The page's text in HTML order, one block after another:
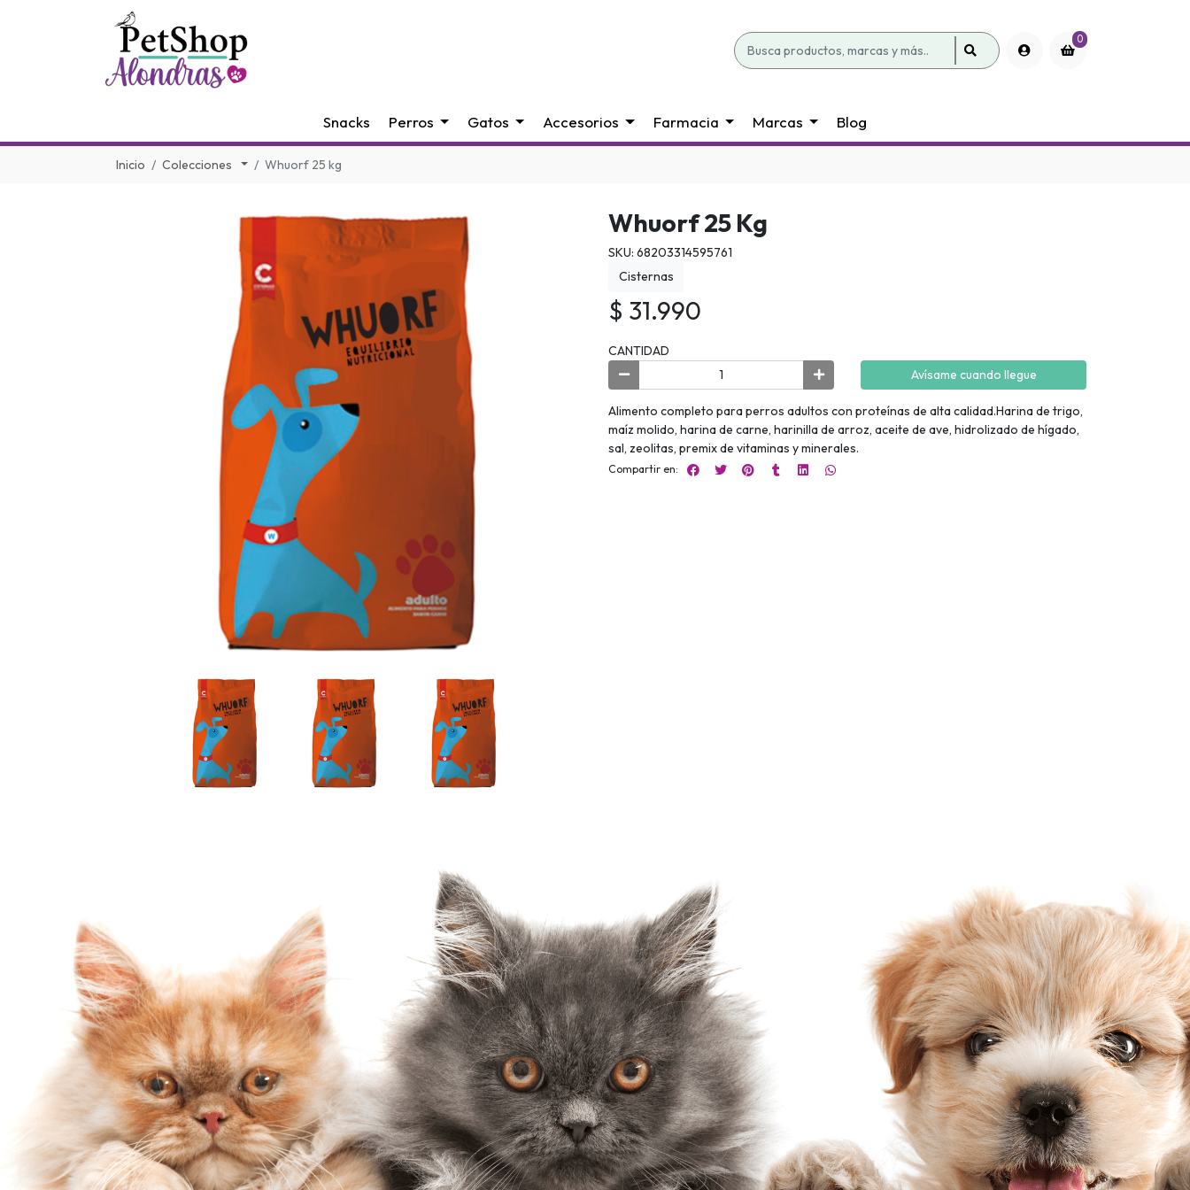
0
Snacks Perros Gatos Accesorios Farmacia Marcas Blog
Inicio Colecciones Whuorf 25 kg
Whuorf 25 Kg
SKU: 68203314595761
Cisternas
$ 31.990
CANTIDAD
Avísame cuando llegue
Alimento completo para perros adultos con proteínas de alta calidad.Harina de trigo,
maíz molido, harina de carne, harinilla de arroz, aceite de ave, hidrolizado de hígado,
sal, zeolitas, premix de vitaminas y minerales.
Compartir en: